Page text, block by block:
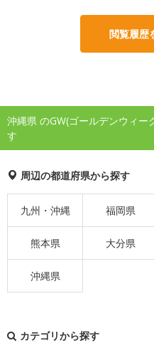
閲覧履歴
沖縄県 のGW(ゴールデンウィ
す
周辺の都道府県から探す
九州・沖縄 福岡県
熊本県 大分県
沖縄県
カテゴリから探す